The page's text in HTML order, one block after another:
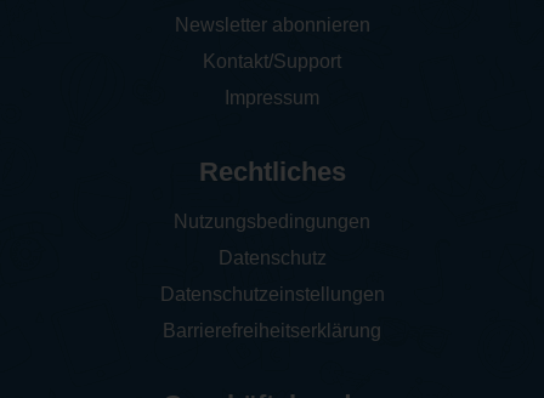
Newsletter abonnieren
Kontakt/Support
Impressum
Rechtliches
Nutzungsbedingungen
Datenschutz
Datenschutzeinstellungen
Barrierefreiheitserklärung